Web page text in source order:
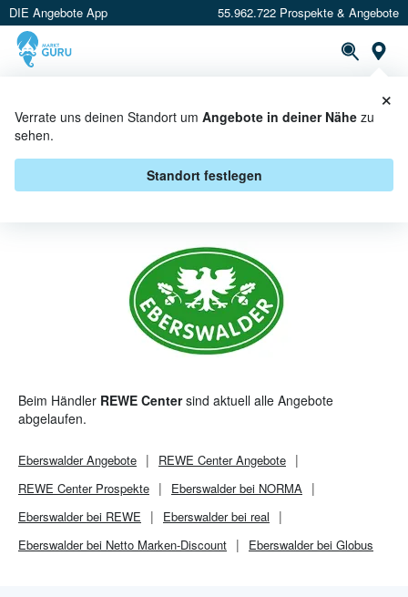
DIE Angebote App 55.962.722 Prospekte & Angebote
Verrate uns deinen Standort um Angebote in deiner Nähe zu
sehen.
Standort festlegen
×
EBERSWALDER BEI REWE
CENTER - ANGEBOTE &
AKTIONEN
Beim Händler REWE Centersind aktuell alle Angebote
abgelaufen.
EberswalderAngebote REWE CenterAngebote
REWE CenterProspekte
Eberswalder bei NORMA
Eberswalder bei REWE
Eberswalder bei real
Eberswalder bei Netto Marken-Discount
Eberswalder bei Globus